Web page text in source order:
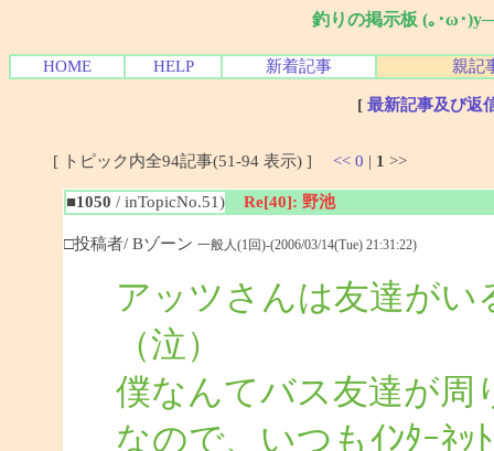
釣りの掲示板 (｡･ω･
HOME HELP 新着記事 親記
[ 最新記事及び返
[ トピック内全94記事(51-94 表示) ] << 0 | 1 >>
■1050 / inTopicNo.51) Re[40]: 野池
□投稿者/ Bゾーン 一般人(1回)-(2006/03/14(Tue) 21:31:22)
アッツさんは友達が
（泣）
僕なんてバス友達が周
なので、いつもｲﾝﾀｰﾈ